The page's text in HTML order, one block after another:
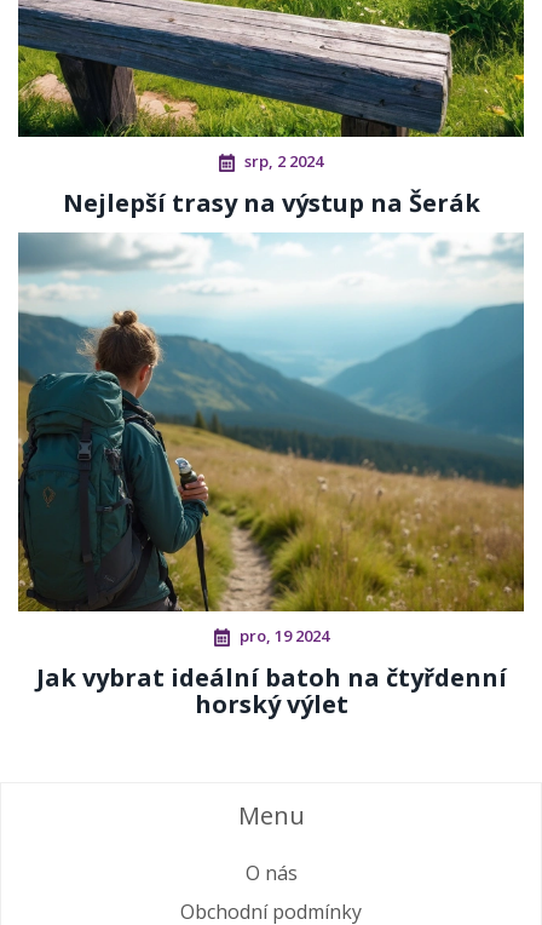
srp, 2 2024
Nejlepší trasy na výstup na Šerák
pro, 19 2024
Jak vybrat ideální batoh na čtyřdenní
horský výlet
Menu
O nás
Obchodní podmínky